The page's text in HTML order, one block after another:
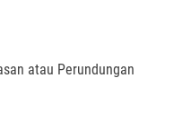
atau Perundungan